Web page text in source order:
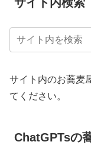
サイト内のお蕎麦
てください。
ChatGPTsの